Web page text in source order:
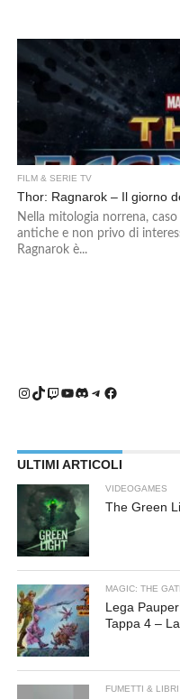
FILM & SERIE TV
Thor: Ragnarok – Il giorno
Nella mitologia norrena,
antiche e non privo di
Ragnarok è...
Instagram
TikTok
Twitch
YouTube
Discord
Telegram
Facebook
ULTIMI ARTICOLI
VIDEOGAMES
The Green
MAGIC: THE
Lega
Tappa 4 –
FUMETTI & LIBRI